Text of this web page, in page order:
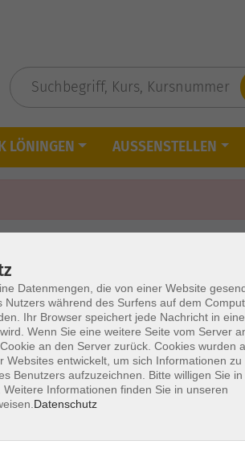
LÖNINGEN AUSSENSTELLEN
Öffnungszeiten
Di. + Do.
15.00 - 17.00 Uhr
Datenmengen, die von einer Website
Nutzers während des Surfens auf dem
Ihr Browser speichert jede Nachricht in
Wenn Sie eine weitere Seite vom Server
an den Server zurück. Cookies wurden
Websites entwickelt, um sich Informationen
Benutzers aufzuzeichnen. Bitte willigen Sie
Weitere Informationen finden Sie in unseren
Datenschutz